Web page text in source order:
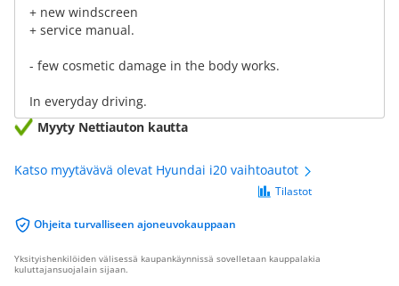
+ new windscreen
+ service manual.
- few cosmetic damage in the body works.
In everyday driving.
Myyty Nettiauton kautta
Katso myytävävä olevat Hyundai i20 vaihtoautot
Ohjeita turvalliseen ajoneuvokauppaan
Tilastot
Yksityishenkilöiden välisessä kaupankäynnissä sovelletaan kauppalakia
kuluttajansuojalain sijaan.